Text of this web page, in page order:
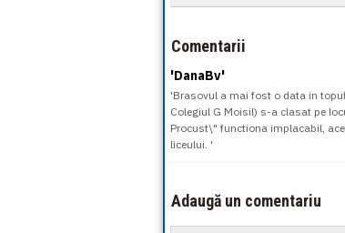
Comentarii
'DanaBv'
'Brasovul a mai fost o data in
Colegiul G Moisil) s-a clasat pe
Procust\" functiona implacabil,
liceului. '
Adaugă un comentariu